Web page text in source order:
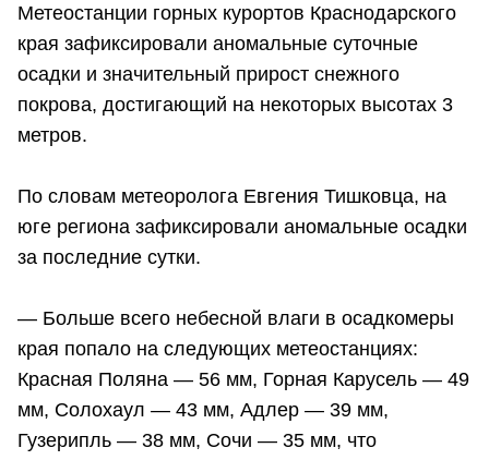
Метеостанции горных курортов Краснодарского
края зафиксировали аномальные суточные
осадки и значительный прирост снежного
покрова, достигающий на некоторых высотах 3
метров.
По словам метеоролога Евгения Тишковца, на
юге региона зафиксировали аномальные осадки
за последние сутки.
— Больше всего небесной влаги в осадкомеры
края попало на следующих метеостанциях:
Красная Поляна — 56 мм, Горная Карусель — 49
мм, Солохаул — 43 мм, Адлер — 39 мм,
Гузерипль — 38 мм, Сочи — 35 мм, что